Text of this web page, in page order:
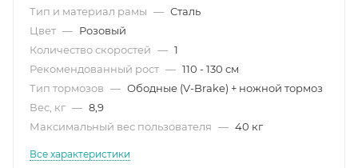
Тип и материал рамы — Сталь
Цвет — Розовый
Количество скоростей — 1
Рекомендованный рост — 110 - 130 см
Тип тормозов — Ободные (V-Brake) + ножной тормоз
Вес, кг — 8,9
Максимальный вес пользователя — 40 кг
Все характеристики